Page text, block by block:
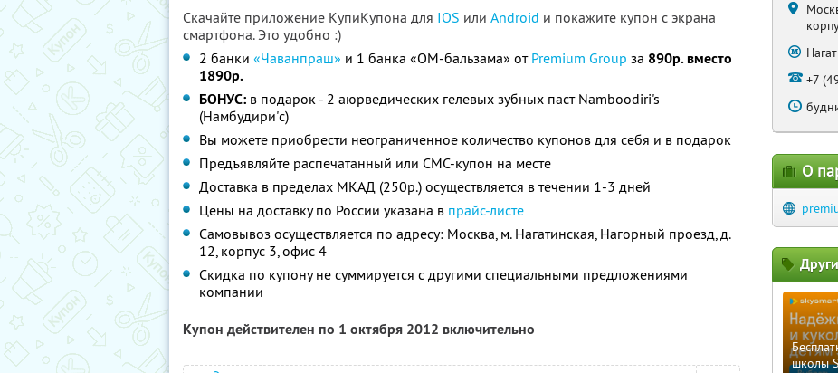
Скачайте приложение КупиКупона для IOS или Android и покажите купон с экрана
смартфона. Это удобно :)
2 банки «Чаванпраш» и 1 банка «ОМ-бальзама» от Premium Group за 890р. вместо
1890р.
БОНУС: в подарок - 2 аюрведических гелевых зубных паст Namboodiri's
(Намбудири'c)
Вы можете приобрести неограниченное количество купонов для себя и в подарок
Предъявляйте распечатанный или СМС-купон на месте
Доставка в пределах МКАД (250р.) осуществляется в течении 1-3 дней
Цены на доставку по России указана в прайс-листе
Самовывоз осуществляется по адресу: Москва, м. Нагатинская, Нагорный проезд, д.
12, корпус 3, офис 4
Скидка по купону не суммируется с другими специальными предложениями
компании
Купон действителен по 1 октября 2012 включительно
+7
О
школы